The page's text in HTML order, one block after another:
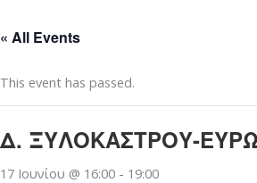
« All Events
This event has passed.
Δ. ΞΥΛΟΚΑΣΤΡΟΥ-
17 Ιουνίου @ 16:00 - 19:00